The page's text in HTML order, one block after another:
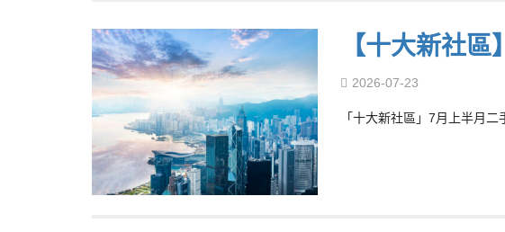
【十大新社
2026-07-23
「十大新社區」7月上半月